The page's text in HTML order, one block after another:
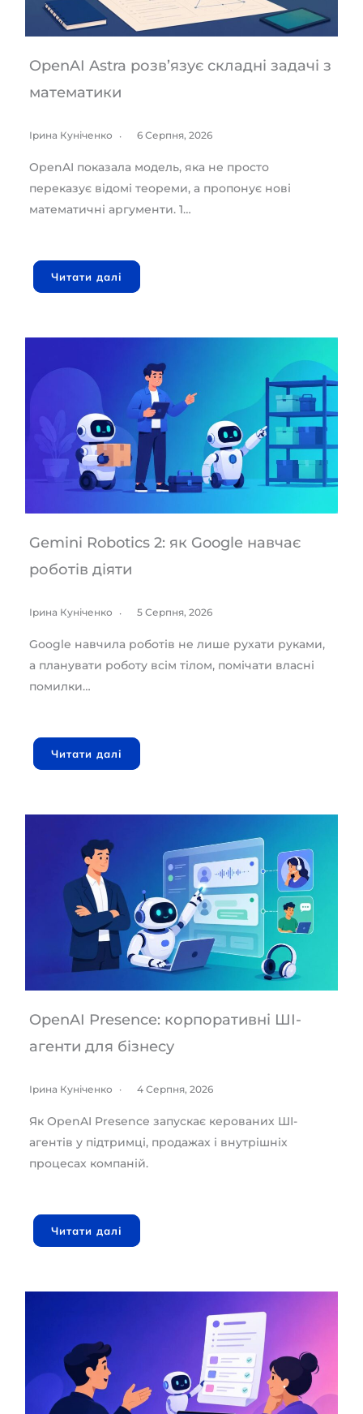
OpenAI Astra розв’язує складні задачі з
математики
Ірина Куніченко 6 Серпня, 2026
OpenAI показала модель, яка не просто
переказує відомі теореми, а пропонує нові
математичні аргументи. 1…
Читати далі
Gemini Robotics 2: як Google навчає
роботів діяти
Ірина Куніченко 5 Серпня, 2026
Google навчила роботів не лише рухати руками,
а планувати роботу всім тілом, помічати власні
помилки…
Читати далі
OpenAI Presence: корпоративні ШІ-
агенти для бізнесу
Ірина Куніченко 4 Серпня, 2026
Як OpenAI Presence запускає керованих ШІ-
агентів у підтримці, продажах і внутрішніх
процесах компаній.
Читати далі